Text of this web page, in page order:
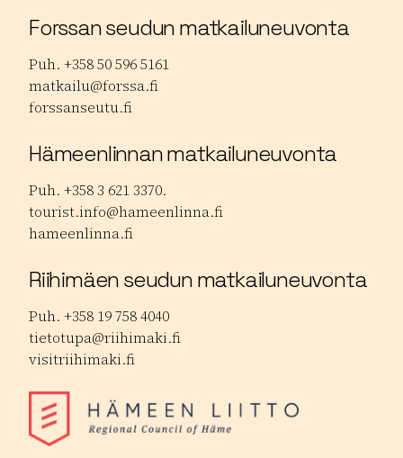
Forssan seudun matkailuneuvonta
Puh. +358 50 596 5161
matkailu@forssa.fi
forssanseutu.fi
Hämeenlinnan matkailuneuvonta
Puh. +358 3 621 3370.
tourist.info@hameenlinna.fi
hameenlinna.fi
Riihimäen seudun matkailuneuvonta
Puh. +358 19 758 4040
tietotupa@riihimaki.fi
visitriihimaki.fi